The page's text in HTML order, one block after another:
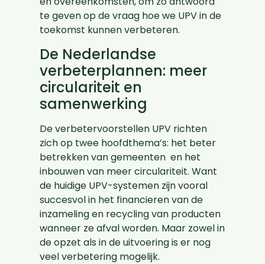
te geven op de vraag hoe we UPV in de
toekomst kunnen verbeteren.
De Nederlandse
verbeterplannen: meer
circulariteit en
samenwerking
De verbetervoorstellen UPV richten
zich op twee hoofdthema’s: het beter
betrekken van gemeenten en het
inbouwen van meer circulariteit. Want
de huidige UPV-systemen zijn vooral
succesvol in het financieren van de
inzameling en recycling van producten
wanneer ze afval worden. Maar zowel in
de opzet als in de uitvoering is er nog
veel verbetering mogelijk.